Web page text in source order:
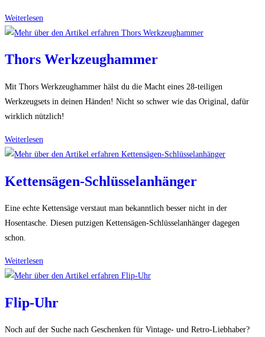
Weiterlesen
Stinkefinger
Thors Werkzeughammer
Mit Thors Werkzeughammer hälst du die Macht eines 28-teiligen
Werkzeugsets in deinen Händen! Nicht so schwer wie das Original, dafür
wirklich nützlich!
Weiterlesen
Werkzeughammer
Kettensägen-Schlüsselanhänger
Eine echte Kettensäge verstaut man bekanntlich besser nicht in der
Hosentasche. Diesen putzigen Kettensägen-Schlüsselanhänger dagegen
schon.
Weiterlesen
Schlüsselanhänger
Flip-Uhr
Noch auf der Suche nach Geschenken für Vintage- und Retro-Liebhaber?